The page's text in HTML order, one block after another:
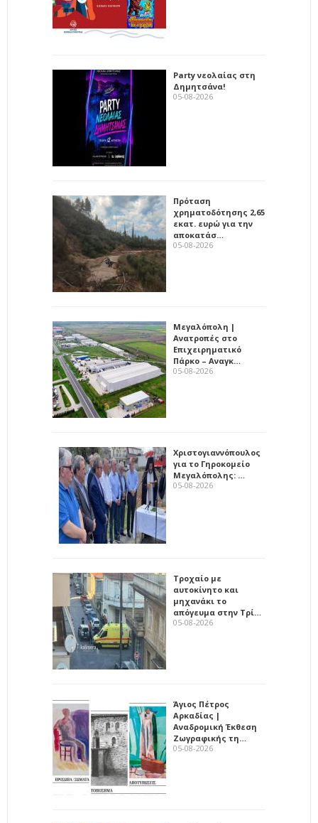
Party νεολαίας στη
Δημητσάνα!
05-08-2026
Πρόταση
χρηματοδότησης 2,65
εκατ. ευρώ για την
αποκατάσ…
05-08-2026
Μεγαλόπολη |
Ανατροπές στο
Επιχειρηματικό
Πάρκο – Αναγκ…
05-08-2026
Χριστογιαννόπουλος
για το Γηροκομείο
Μεγαλόπολης: …
05-08-2026
Τροχαίο με
αυτοκίνητο και
μηχανάκι το
απόγευμα στην Τρί…
05-08-2026
Άγιος Πέτρος
Αρκαδίας |
Αναδρομική Έκθεση
Ζωγραφικής τη…
05-08-2026